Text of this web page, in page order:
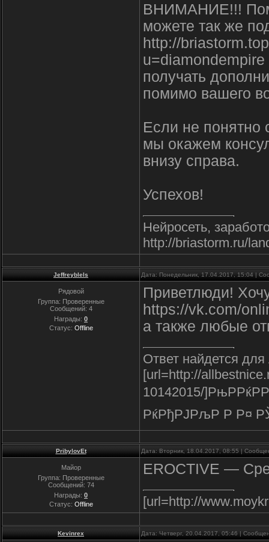
ВНИМАНИЕ!!!
можете так же
http://
получать
помимо вашего
Если не понятно
мы окажем
внизу справа.
Успехов!
Нейросеть,
http://briastorm.ru/
Jeffreyblels Дата: Понедельник, 17.04.2017, 15:04 |
Рядовой
Группа: Проверенные
Сообщений: 4
Награды: 0
Статус: Offline
Приветлюди!
https://vk.com/
а также любые
Ответ найдется
[url=http://
10142015/
РќРђРЈРљР Р Р¤
PribylovEt Дата: Вторник, 18.04.2017, 08:55 |
Майор
Группа: Проверенные
Сообщений: 74
Награды: 0
Статус: Offline
EROCTIVE —
[url=http://
Kevinrex Дата: Четверг, 20.04.2017, 05:46 |